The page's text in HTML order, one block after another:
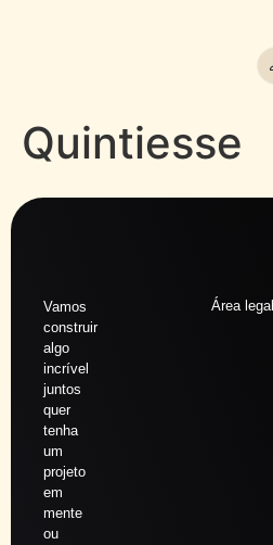
Quintiesse
Vamos
construir
algo
incrível
juntos
quer
tenha
um
projeto
em
mente
ou
Área legal